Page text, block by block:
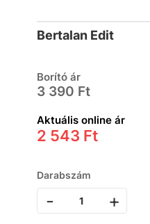
Bertalan Edit
Borító ár
3 390 Ft
Aktuális online ár
2 543 Ft
Darabszám
- +